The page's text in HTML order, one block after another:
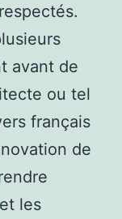
avant de
ou tel
français
de
les